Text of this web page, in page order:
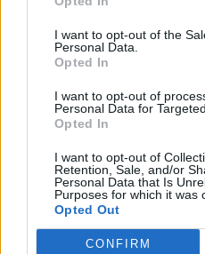
I want to opt-out of the
Personal Data.
Opted In
I want to opt-out of
Personal Data for
Opted In
I want to opt-out of
Retention, Sale, and/or
Personal Data that Is
Purposes for which it was
Opted Out
CONFIRM
Collector
Sparkonto
Avanza
Nordax Bank
Nordax Sparkonto
Xtra